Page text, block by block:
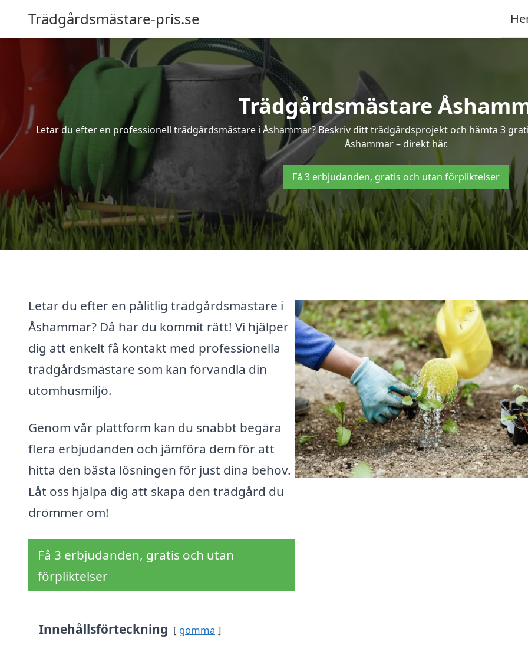
Trädgårdsmästare-pris.se
Trädgårdsmästare
Letar du efter en professionell trädgårdsmästare i Åshammar? Beskriv ditt trädgårdsprojekt och hämta 3
Åshammar – direkt här.
Få 3 erbjudanden, gratis och utan förpliktelser
Letar du efter en pålitlig trädgårdsmästare i
Åshammar? Då har du kommit rätt! Vi hjälper
dig att enkelt få kontakt med professionella
trädgårdsmästare som kan förvandla din
utomhusmiljö.
Genom vår plattform kan du snabbt begära
flera erbjudanden och jämföra dem för att
hitta den bästa lösningen för just dina behov.
Låt oss hjälpa dig att skapa den trädgård du
drömmer om!
Få 3 erbjudanden, gratis och utan
förpliktelser
Innehållsförteckning gömma